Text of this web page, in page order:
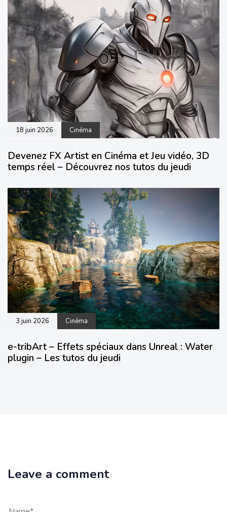
18 juin 2026 Cinéma
Devenez FX Artist en Cinéma et Jeu vidéo, 3D
temps réel – Découvrez nos tutos du jeudi
3 juin 2026 Cinéma
e-tribArt – Effets spéciaux dans Unreal : Water
plugin – Les tutos du jeudi
Leave a comment